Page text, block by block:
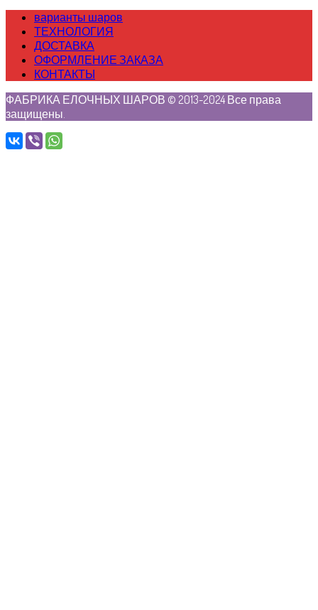
варианты шаров
ТЕХНОЛОГИЯ
ДОСТАВКА
ОФОРМЛЕНИЕ ЗАКАЗА
КОНТАКТЫ
ФАБРИКА ЕЛОЧНЫХ ШАРОВ © 2013-2024 Все права
защищены.